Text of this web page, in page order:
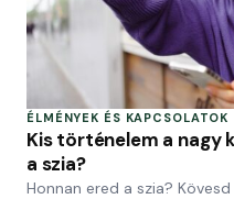
ÉLMÉNYEK ÉS KAPCSOLATOK
Kis történelem a nagy
a szia?
Honnan ered a szia?